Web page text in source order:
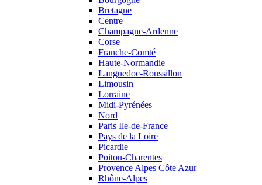
Bretagne
Centre
Champagne-Ardenne
Corse
Franche-Comté
Haute-Normandie
Languedoc-Roussillon
Limousin
Lorraine
Midi-Pyrénées
Nord
Paris Ile-de-France
Pays de la Loire
Picardie
Poitou-Charentes
Provence Alpes Côte Azur
Rhône-Alpes